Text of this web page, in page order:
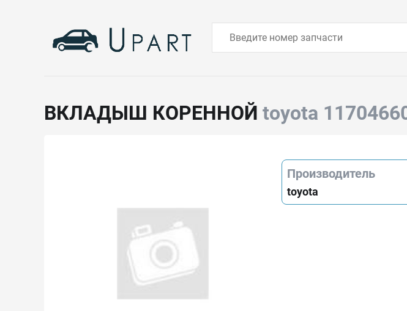
ВКЛАДЫШ КОРЕННОЙ toyota
Производитель
toyota